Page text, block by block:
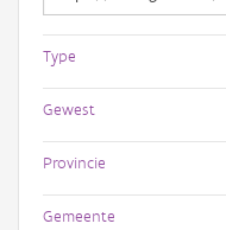
Type
Gewest
Provincie
Gemeente